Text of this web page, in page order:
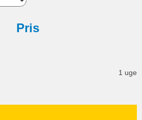
Pris
1 uge